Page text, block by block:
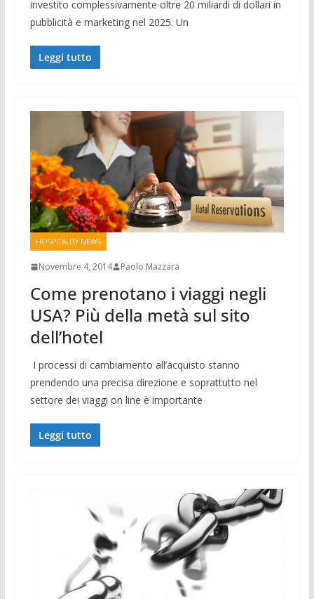
investito complessivamente oltre 20 miliardi di dollari in
pubblicità e marketing nel 2025. Un
Leggi tutto
HOSPITALITY NEWS
Novembre 4, 2014 Paolo Mazzara
Come prenotano i viaggi negli
USA? Più della metà sul sito
dell’hotel
I processi di cambiamento all’acquisto stanno
prendendo una precisa direzione e soprattutto nel
settore dei viaggi on line è importante
Leggi tutto